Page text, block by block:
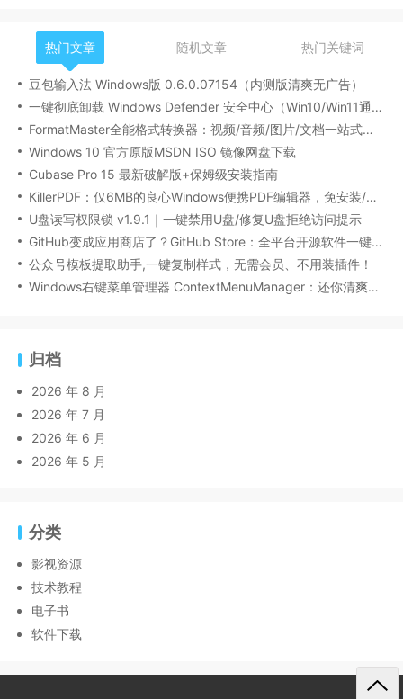
热门文章 随机文章 热门关键词
豆包输入法 Windows版 0.6.0.07154（内测版清爽无广告）
一键彻底卸载 Windows Defender 安全中心（Win10/Win11通用）
FormatMaster全能格式转换器：视频/音频/图片/文档一站式搞定
Windows 10 官方原版MSDN ISO 镜像网盘下载
Cubase Pro 15 最新破解版+保姆级安装指南
KillerPDF：仅6MB的良心Windows便携PDF编辑器，免安装/无广告/全功能
U盘读写权限锁 v1.9.1｜一键禁用U盘/修复U盘拒绝访问提示
GitHub变成应用商店了？GitHub Store：全平台开源软件一键下载/自动更新神器！
公众号模板提取助手,一键复制样式，无需会员、不用装插件！
Windows右键菜单管理器 ContextMenuManager：还你清爽的鼠标右键
归档
2026 年 8 月
2026 年 7 月
2026 年 6 月
2026 年 5 月
分类
影视资源
技术教程
电子书
软件下载